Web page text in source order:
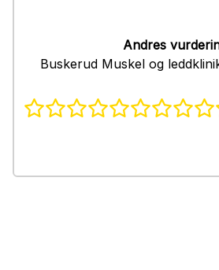
Andres
Buskerud Muskel og